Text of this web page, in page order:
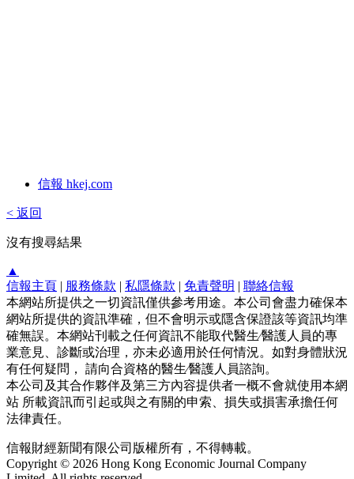
信報 hkej.com
< 返回
沒有搜尋結果
▲
信報主頁 | 服務條款 | 私隱條款 | 免責聲明 | 聯絡信報
本網站所提供之一切資訊僅供參考用途。本公司會盡力確保本
網站所提供的資訊準確，但不會明示或隱含保證該等資訊均準
確無誤。本網站刊載之任何資訊不能取代醫生∕醫護人員的專
業意見、診斷或治理，亦未必適用於任何情況。如對身體狀況
有任何疑問， 請向合資格的醫生∕醫護人員諮詢。
本公司及其合作夥伴及第三方內容提供者一概不會就使用本網
站 所載資訊而引起或與之有關的申索、損失或損害承擔任何
法律責任。
信報財經新聞有限公司版權所有，不得轉載。
Copyright © 2026 Hong Kong Economic Journal Company